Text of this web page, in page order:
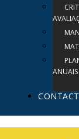
ANUAIS